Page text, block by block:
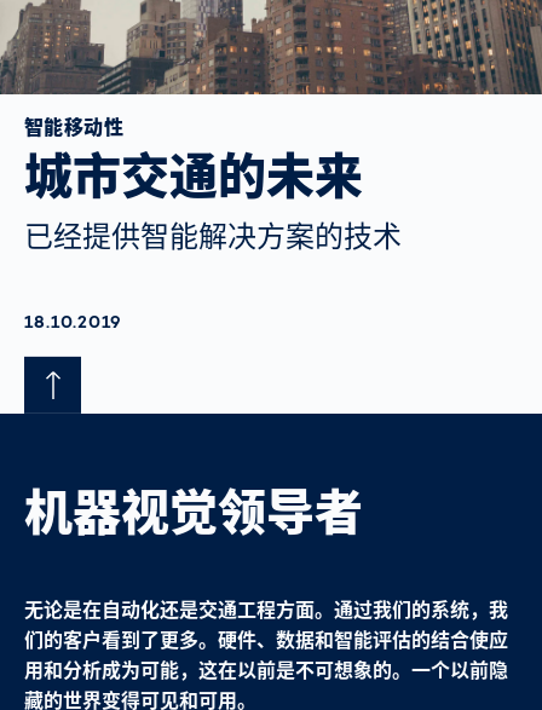
智能移动性
城市交通的未来
已经提供智能解决方案的技术
AKTUALISIERT AM:
18.10.2019
机器视觉领导者
无论是在自动化还是交通工程方面。通过我们的系统，我
们的客户看到了更多。硬件、数据和智能评估的结合使应
用和分析成为可能，这在以前是不可想象的。一个以前隐
藏的世界变得可见和可用。